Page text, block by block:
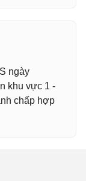
ngày
khu vực 1 -
chấp hợp